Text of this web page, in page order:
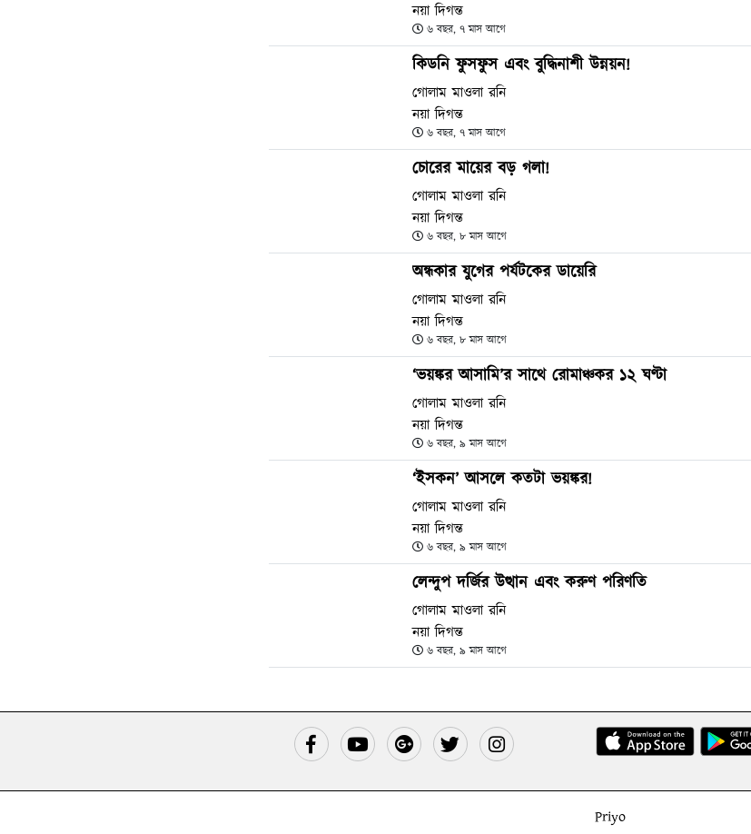
নয়া দিগন্ত
৬ বছর, ৭ মাস আগে
কিডনি ফুসফুস এবং বুদ্ধিনাশী উন্নয়ন!
গোলাম মাওলা রনি
নয়া দিগন্ত
৬ বছর, ৭ মাস আগে
চোরের মায়ের বড় গলা!
গোলাম মাওলা রনি
নয়া দিগন্ত
৬ বছর, ৮ মাস আগে
অন্ধকার যুগের পর্যটকের ডায়েরি
গোলাম মাওলা রনি
নয়া দিগন্ত
৬ বছর, ৮ মাস আগে
‘ভয়ঙ্কর আসামি’র সাথে রোমাঞ্চকর ১২ ঘণ্টা
গোলাম মাওলা রনি
নয়া দিগন্ত
৬ বছর, ৯ মাস আগে
‘ইসকন’ আসলে কতটা ভয়ঙ্কর!
গোলাম মাওলা রনি
নয়া দিগন্ত
৬ বছর, ৯ মাস আগে
লেন্দুপ দর্জির উত্থান এবং করুণ পরিণতি
গোলাম মাওলা রনি
নয়া দিগন্ত
৬ বছর, ৯ মাস আগে
Priyo